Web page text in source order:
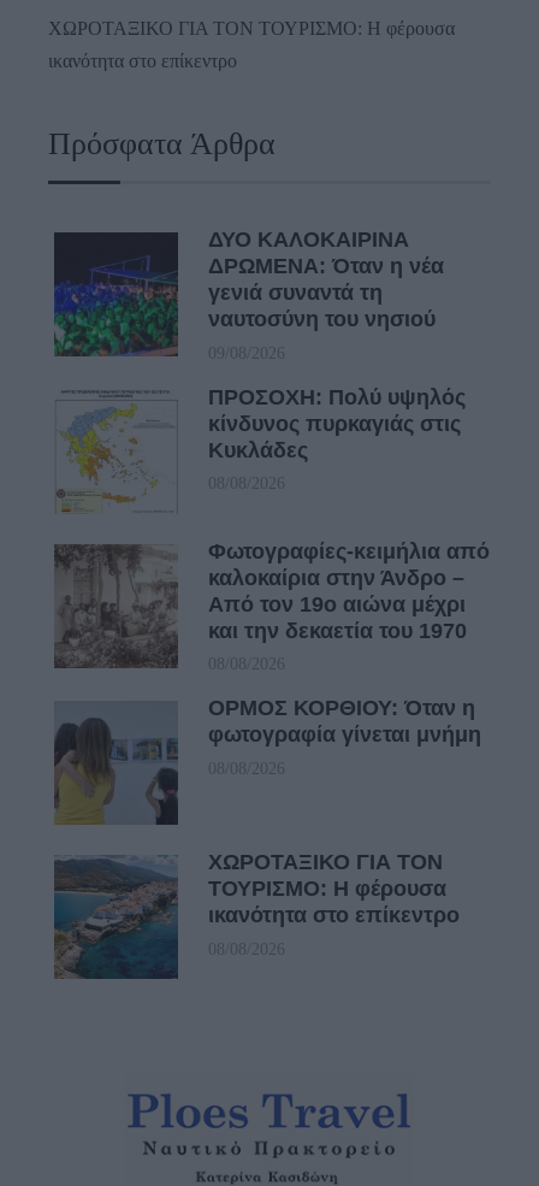
ΧΩΡΟΤΑΞΙΚΟ ΓΙΑ ΤΟΝ ΤΟΥΡΙΣΜΟ: Η φέρουσα
ικανότητα στο επίκεντρο
Πρόσφατα Άρθρα
ΔΥΟ ΚΑΛΟΚΑΙΡΙΝΑ
ΔΡΩΜΕΝΑ: Όταν η νέα
γενιά συναντά τη
ναυτοσύνη του νησιού
09/08/2026
ΠΡΟΣΟΧΗ: Πολύ υψηλός
κίνδυνος πυρκαγιάς στις
Κυκλάδες
08/08/2026
Φωτογραφίες-κειμήλια από
καλοκαίρια στην Άνδρο –
Από τον 19ο αιώνα μέχρι
και την δεκαετία του 1970
08/08/2026
ΟΡΜΟΣ ΚΟΡΘΙΟΥ: Όταν η
φωτογραφία γίνεται μνήμη
08/08/2026
ΧΩΡΟΤΑΞΙΚΟ ΓΙΑ ΤΟΝ
ΤΟΥΡΙΣΜΟ: Η φέρουσα
ικανότητα στο επίκεντρο
08/08/2026